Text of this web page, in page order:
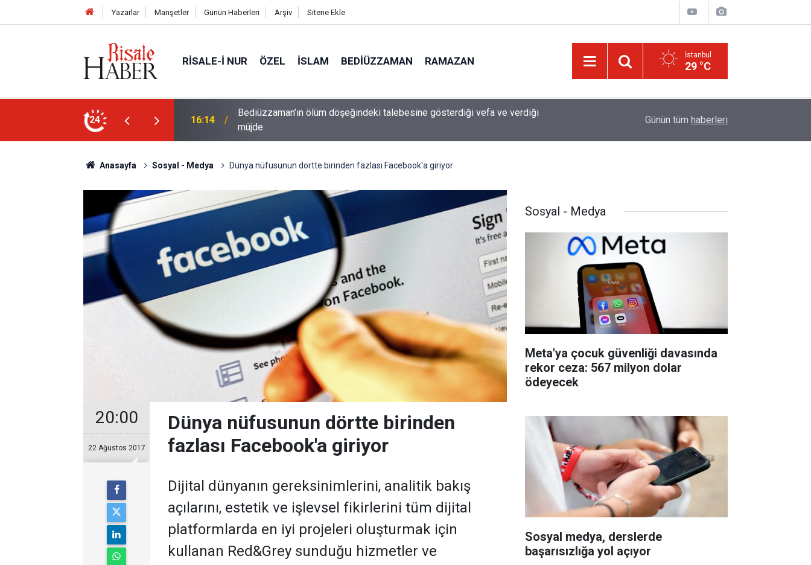
Yazarlar Manşetler Günün Haberleri Arşiv Sitene Ekle
RISALE-I NUR ÖZEL İSLAM BEDIÜZZAMAN RAMAZAN İstanbul
29 °C
24
talebesine gösterdiği vefa ve verdiği
14:57 Meta'ya çocuk güvenliği davasında rekor ceza: 567 milyon dolar ödeyecek Çile çekilen yol!
Günün tüm haberleri
Anasayfa Sosyal - Medya Dünya nüfusunun dörtte birinden fazlası Facebook'a giriyor
20:00
22 Ağustos 2017
Dünya nüfusunun dörtte birinden
fazlası Facebook'a giriyor
Dijital dünyanın gereksinimlerini, analitik bakış
açılarını, estetik ve işlevsel fikirlerini tüm dijital
platformlarda en iyi projeleri oluşturmak için
kullanan Red&Grey sunduğu hizmetler ve
Sosyal - Medya
Meta'ya çocuk güvenliği davasında
rekor ceza: 567 milyon dolar
ödeyecek
Sosyal medya, derslerde
başarısızlığa yol açıyor